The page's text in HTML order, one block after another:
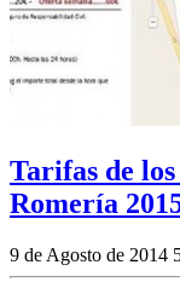
Tarifas de
Romería
9 de Agosto de 2014